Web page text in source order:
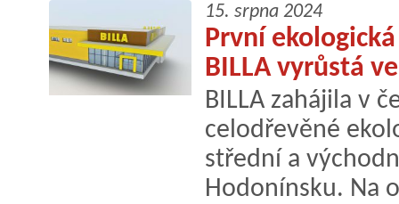
15. srpna 2024
První
BILLA vyrůstá
BILLA zahájila v
celodřevěné
střední a
Hodonínsku. Na